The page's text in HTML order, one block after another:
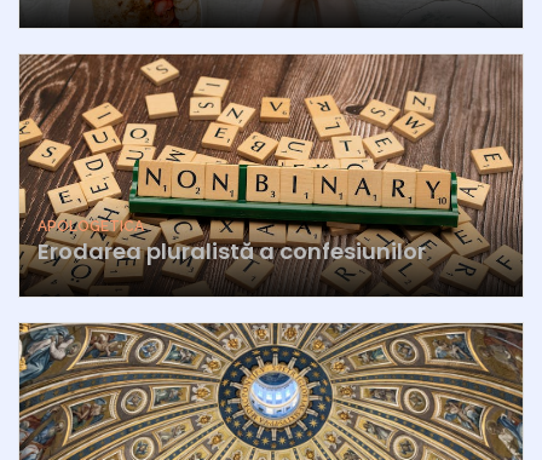
APOLOGETICA
Erodarea pluralistă a confesiunilor